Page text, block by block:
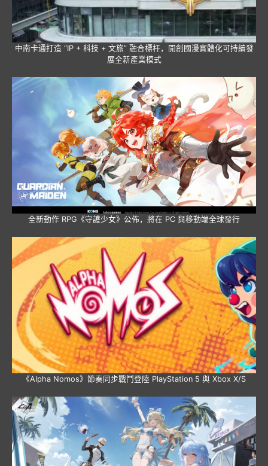
中南卡通打造 “IP + 科技 + 文旅” 融合標杆，開創國漫實體化可持續發
展全新產業模式
全新動作 RPG《守護少女》公佈，將在 PC 與移動端全球發行
《Alpha Nomos》節奏同步戰鬥登陸 PlayStation 5 與 Xbox X/S